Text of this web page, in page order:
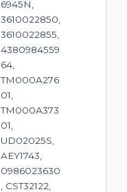
6945N,
3610022850,
3610022855,
4380984559
64,
TM000A276
01,
TM000A373
01,
UD02025S,
AEY1743,
0986023630
, CST32122,